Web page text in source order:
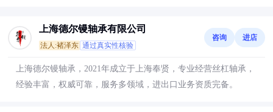
上海德尔镘轴承有限公司
法人:褚泽东 通过真实性核验
咨询 进店
上海德尔镘轴承，2021年成立于上海奉贤，专业经营丝杠轴承，
经验丰富，权威可靠，服务多领域，进出口业务资质完备。